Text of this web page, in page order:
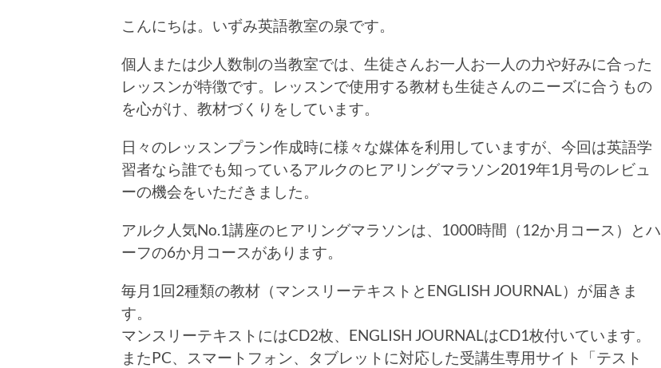
こんにちは。いずみ英語教室の泉です。
個人または少人数制の当教室では、生徒さんお一人お一人の力や好みに合った
レッスンが特徴です。レッスンで使用する教材も生徒さんのニーズに合うもの
を心がけ、教材づくりをしています。
日々のレッスンプラン作成時に様々な媒体を利用していますが、今回は英語学
習者なら誰でも知っているアルクのヒアリングマラソン2019年1月号のレビュ
ーの機会をいただきました。
アルク人気No.1講座のヒアリングマラソンは、1000時間（12か月コース）とハ
ーフの6か月コースがあります。
毎月1回2種類の教材（マンスリーテキストとENGLISH JOURNAL）が届きま
す。
マンスリーテキストにはCD2枚、ENGLISH JOURNALはCD1枚付いています。
またPC、スマートフォン、タブレットに対応した受講生専用サイト「テスト